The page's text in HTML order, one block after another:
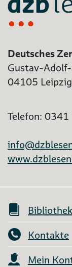
Deutsches
Gustav-
04105 Leipzig
Telefon:
Bibliothek
Kontakte
Mein